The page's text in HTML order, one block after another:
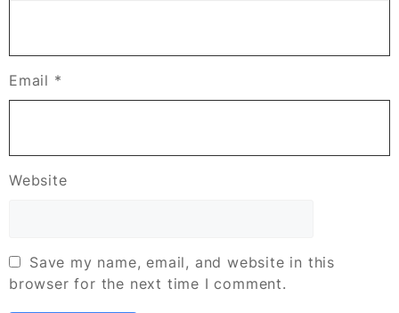
Email *
Website
Save my name, email, and website in this
browser for the next time I comment.